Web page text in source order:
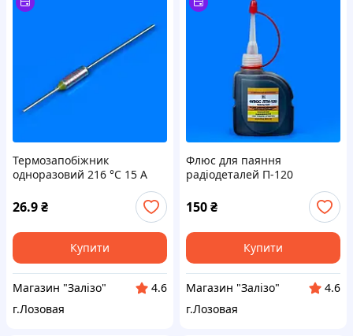
Термозапобіжник
одноразовий 216 °C 15 A
26.9₴
Купити
Магазин "Залізо"
4.6
г.Лозовая
Флюс для паяння
радіодеталей П-120
150₴
Купити
Магазин "Залізо"
4.6
г.Лозовая